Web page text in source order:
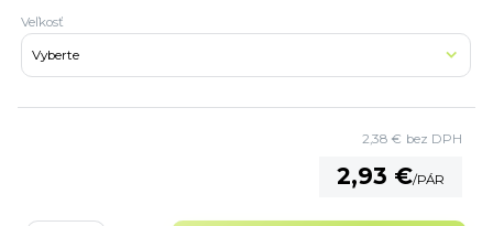
Veľkosť
2,93 €/PÁR
2,38 € bez DPH